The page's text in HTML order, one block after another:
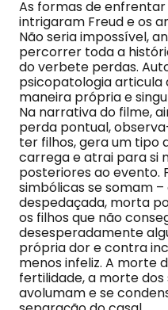
As formas de
intrigaram Freud e os
Não seria impossível,
percorrer toda a
do verbete perdas.
psicopatologia articula
maneira própria e
Na narrativa do filme,
perda pontual,
ter filhos, gera um tipo
carrega e atrai para si
posteriores ao evento.
simbólicas se somam
despedaçada, morta
os filhos que não
desesperadamente
própria dor e contra
menos infeliz. A morte
fertilidade, a morte
avolumam e se